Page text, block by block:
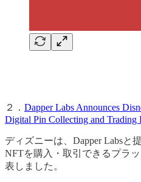
２． Dapper Labs Announces
Digital Pin Collecting and Trading
ディズニーは、Dapper Labsと
NFTを購入・取引できるプラ
表しました。